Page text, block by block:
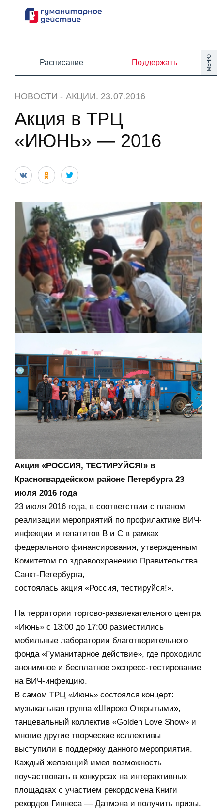
Перейти
МЕНЮ
Расписание Поддержать
НОВОСТИ - АКЦИИ. 23.07.2016
Акция в ТРЦ
«ИЮНЬ» — 2016
Акция «РОССИЯ, ТЕСТИРУЙСЯ!» в
Красногвардейском районе Петербурга 23
июля 2016 года
23 июля 2016 года, в соответствии с планом
реализации мероприятий по профилактике ВИЧ-
инфекции и гепатитов В и С в рамках
федерального финансирования, утвержденным
Комитетом по здравоохранению Правительства
Санкт-Петербурга,
состоялась акция «Россия, тестируйся!».
На территории торгово-развлекательного центра
«Июнь» с 13:00 до 17:00 разместились
мобильные лаборатории благотворительного
фонда «Гуманитарное действие», где проходило
анонимное и бесплатное экспресс-тестирование
на ВИЧ-инфекцию.
В самом ТРЦ «Июнь» состоялся концерт:
музыкальная группа «Широко Открытыми»,
танцевальный коллектив «Golden Love Show» и
многие другие творческие коллективы
выступили в поддержку данного мероприятия.
Каждый желающий имел возможность
поучаствовать в конкурсах на интерактивных
площадках с участием рекордсмена Книги
рекордов Гиннеса — Датмэна и получить призы.